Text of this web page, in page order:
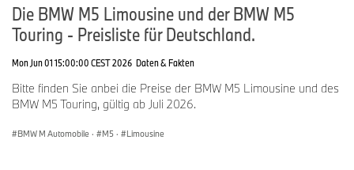
mit Welcome Light Carpet als Option. Serienmäßiges Radio
Professional mit sechs, Harman Kardon Surround Sound
System mit 16 Lautsprechern. Zwei USB-Anschlüsse und
Bluetooth-Schnittstelle serienmäßig, Telefonie mit Wireless
Neugestaltete Sitze für Fahrer und Beifahrer, optimierter
Sitzkomfort im Fond, neue optionale Lederausstattung
Neue Interieurleisten-Varianten und Instrumententafel in
Die BMW M5 Limousine und der BMW M5
Touring - Preisliste für Deutschland.
Mon Jun 01 15:00:00 CEST 2026 Daten & Fakten
Bitte finden Sie anbei die Preise der BMW M5 Limousine und des
BMW M5 Touring, gültig ab Juli 2026.
BMW M Automobile · M5 · Limousine